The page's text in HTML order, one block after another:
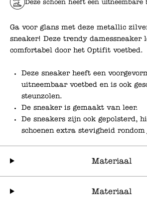
Deze schoen heeft een uitneembare
Ga voor glans met deze metallic
sneaker! Deze trendy damessneaker
comfortabel door het Optifit voetbed.
Deze sneaker heeft een
uitneembaar voetbed en is ook
steunzolen.
De sneaker is gemaakt van leer.
De sneakers zijn ook gepolsterd,
schoenen extra stevigheid rondom
Materiaal
Materiaal